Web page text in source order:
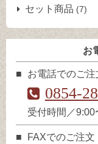
セット商品 (7)
お
お電話でのご注
0854-
受付時間／9:00
FAXでのご注文